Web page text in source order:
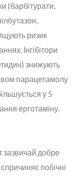
(барбітурати,
ризик
Інгібітори
знижують
парацетамолу
у 5
ерготаміну.
добре
побічні